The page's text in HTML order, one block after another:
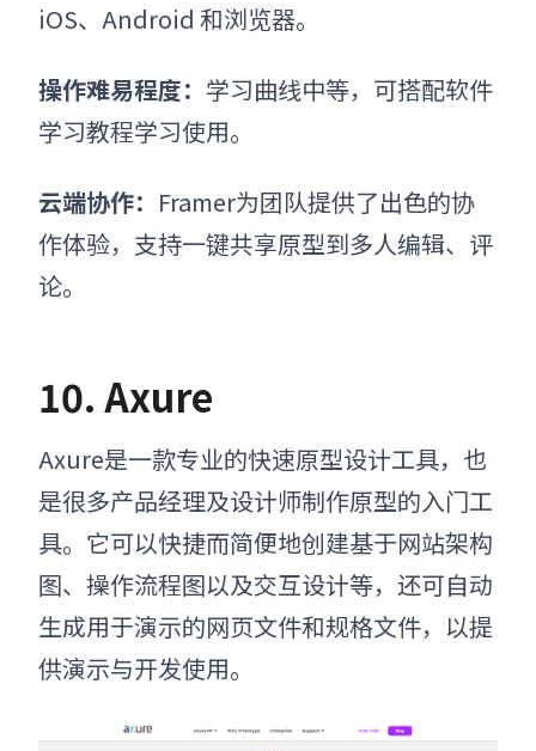
iOS、Android 和浏览器。
操作难易程度： 学习曲线中等，可搭配软件
学习教程学习使用。
云端协作： Framer为团队提供了出色的协
作体验，支持一键共享原型到多人编辑、评
论。
10. Axure
Axure是一款专业的快速原型设计工具，也
是很多产品经理及设计师制作原型的入门工
具。它可以快捷而简便地创建基于网站架构
图、操作流程图以及交互设计等，还可自动
生成用于演示的网页文件和规格文件，以提
供演示与开发使用。